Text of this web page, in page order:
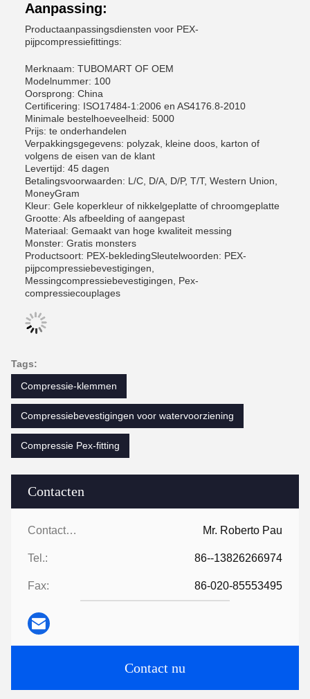
Contacten
Contacten: Mr. Roberto Pau
Tel.: 86--13826266974
Fax: 86-020-85553495
Contact nu
Aanpassing:
Productaanpassingsdiensten voor PEX-
pijpcompressiefittings:
Merknaam: TUBOMART OF OEM
Modelnummer: 100
Oorsprong: China
Certificering: ISO17484-1:2006 en AS4176.8-2010
Minimale bestelhoeveelheid: 5000
Prijs: te onderhandelen
Verpakkingsgegevens: polyzak, kleine doos, karton of
volgens de eisen van de klant
Levertijd: 45 dagen
Betalingsvoorwaarden: L/C, D/A, D/P, T/T, Western Union,
MoneyGram
Kleur: Gele koperkleur of nikkelgeplatte of chroomgeplatte
Grootte: Als afbeelding of aangepast
Materiaal: Gemaakt van hoge kwaliteit messing
Monster: Gratis monsters
Productsoort: PEX-bekledingSleutelwoorden: PEX-
pijpcompressiebevestigingen,
Messingcompressiebevestigingen, Pex-
compressiecouplages
Tags:
Compressie-klemmen
Compressiebevestigingen voor watervoorziening
Compressie Pex-fitting